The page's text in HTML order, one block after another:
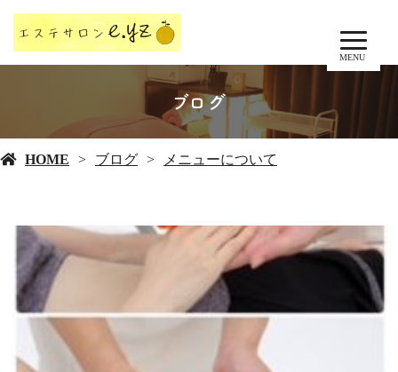
MENU
ブログ
HOME ブログ メニューについて